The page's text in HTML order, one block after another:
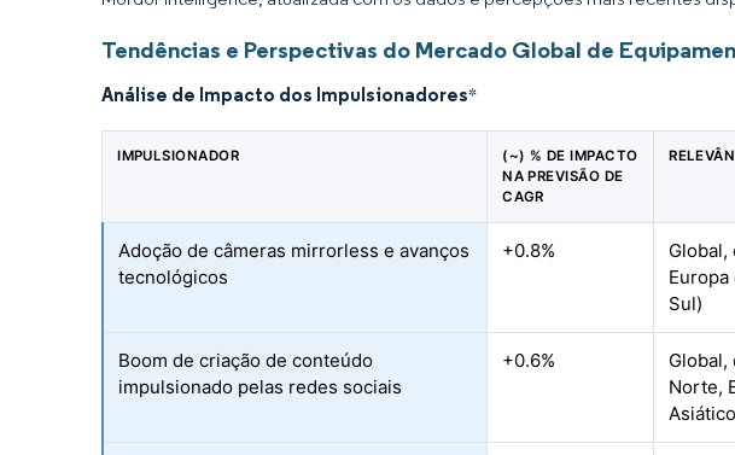
Tendências e Perspectivas do Mercado Global de
Análise de Impacto dos Impulsionadores*
IMPULSIONADOR
(~) % DE IMPACTO
NA PREVISÃO DE
CAGR
Adoção de câmeras mirrorless e avanços
tecnológicos
+0.8%
Global,
Sul)
Boom de criação de conteúdo
impulsionado pelas redes sociais
+0.6%
Global,
Norte,